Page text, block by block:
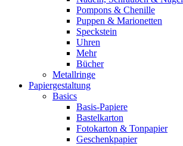
Pompons & Chenille
Puppen & Marionetten
Speckstein
Uhren
Mehr
Bücher
Metallringe
Papiergestaltung
Basics
Basis-Papiere
Bastelkarton
Fotokarton & Tonpapier
Geschenkpapier